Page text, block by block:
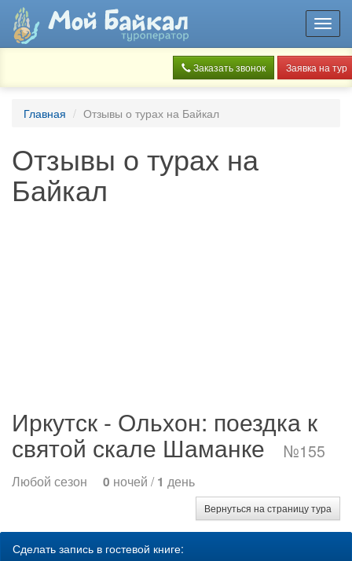
Заказать звонок Заявка на тур
Главная Отзывы о турах на Байкал
Отзывы о турах на
Байкал
Иркутск - Ольхон: поездка к
святой скале Шаманке №155
Любой сезон 0 ночей /1 день
Вернуться на страницу тура
Сделать запись в гостевой книге: